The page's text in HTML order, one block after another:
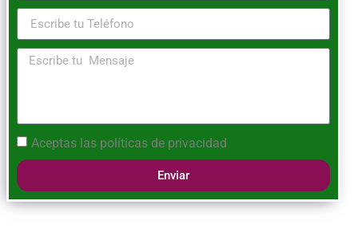
Aceptas las políticas de privacidad
Enviar